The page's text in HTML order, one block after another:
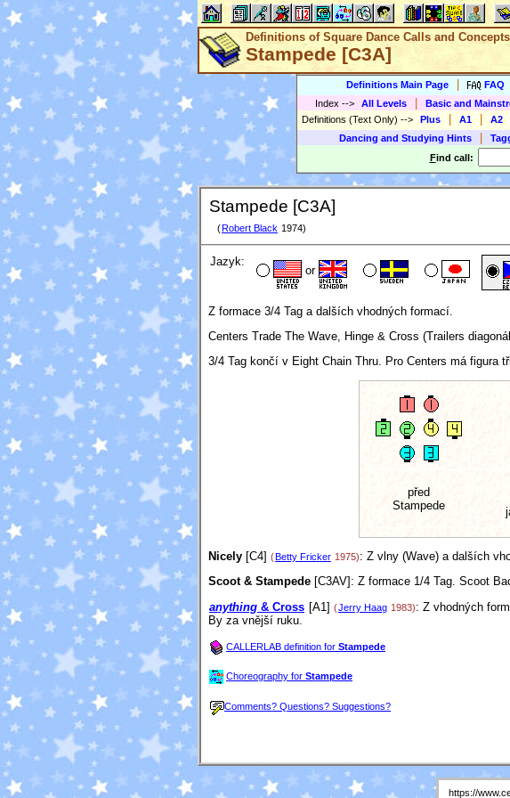
Definitions of Square Dance Calls and Concepts
Stampede [C3A]
Definitions Main Page FAQ
Index --> All Levels Basic and
Definitions (Text Only) --> Plus A1 A2
Dancing and Studying Hints
Find call:
Stampede [C3A]
( Robert Black 1974)
Jazyk:
or
Z formace 3/4 Tag a dalších vhodných formací.
Centers Trade The Wave, Hinge & Cross (Trailers
3/4 Tag končí v Eight Chain Thru. Pro Centers má figura
před
Stampede
Nicely [C4] (Betty Fricker 1975): Z vlny (Wave) a dalších
Scoot & Stampede [C3AV] : Z formace 1/4 Tag. Scoot
anything & Cross [A1] (Jerry Haag 1983): Z vhodných
By za vnější ruku.
CALLERLAB definition for Stampede
Choreography for Stampede
Comments? Questions? Suggestions?
https://